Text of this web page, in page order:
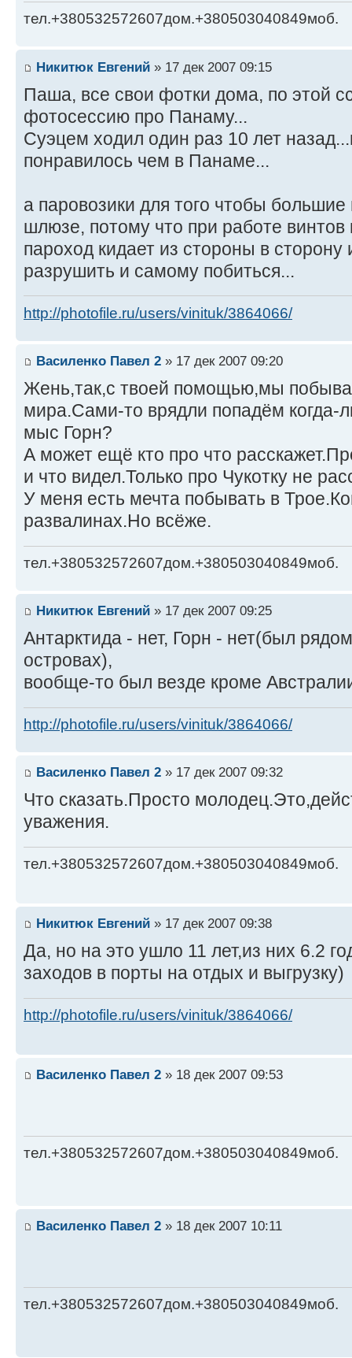
тел.+380532572607дом.+380503040849моб.
Никитюк Евгений » 17 дек 2007 09:15
Паша, все свои фотки дома, по этой
фотосессию про Панаму...
Суэцем ходил один раз 10 лет
понравилось чем в Панаме...
а паровозики для того чтобы
шлюзе, потому что при работе винтов
пароход кидает из стороны в
разрушить и самому побиться...
http://photofile.ru/users/vinituk/3864066/
Василенко Павел 2 » 17 дек 2007 09:20
Жень,так,с твоей помощью,мы
мира.Сами-то врядли попадём когда-
мыс Горн?
А может ещё кто про что
и что видел.Только про Чукотку не
У меня есть мечта побывать в
развалинах.Но всёже.
тел.+380532572607дом.+380503040849моб.
Никитюк Евгений » 17 дек 2007 09:25
Антарктида - нет, Горн - нет(был
островах),
вообще-то был везде кроме
http://photofile.ru/users/vinituk/3864066/
Василенко Павел 2 » 17 дек 2007 09:32
Что сказать.Просто
уважения.
тел.+380532572607дом.+380503040849моб.
Никитюк Евгений » 17 дек 2007 09:38
Да, но на это ушло 11 лет,из них 6.2
заходов в порты на отдых и выгрузку)
http://photofile.ru/users/vinituk/3864066/
Василенко Павел 2 » 18 дек 2007 09:53
тел.+380532572607дом.+380503040849моб.
Василенко Павел 2 » 18 дек 2007 10:11
тел.+380532572607дом.+380503040849моб.